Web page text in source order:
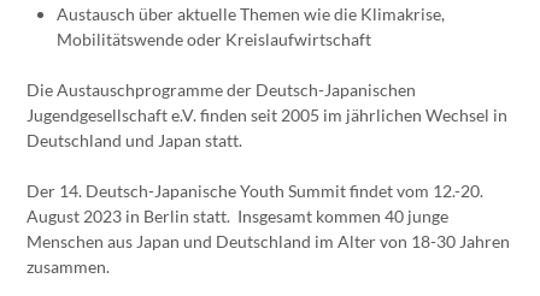
Austausch über aktuelle Themen wie die Klimakrise,
Mobilitätswende oder Kreislaufwirtschaft
Die Austauschprogramme der Deutsch-Japanischen
Jugendgesellschaft e.V. finden seit 2005 im jährlichen Wechsel in
Deutschland und Japan statt.
Der 14. Deutsch-Japanische Youth Summit findet vom 12.-20.
August 2023 in Berlin statt. Insgesamt kommen 40 junge
Menschen aus Japan und Deutschland im Alter von 18-30 Jahren
zusammen.